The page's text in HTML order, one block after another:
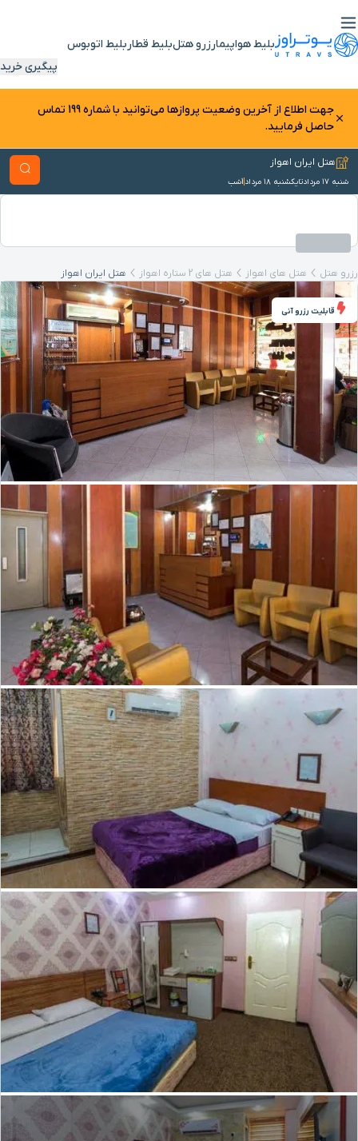
بلیط هواپیمارزرو هتلبلیط قطار بلیط اتوبوس
پیگیری خرید
جهت اطلاع از آخرین وضعیت پرواز‌ها می‌توانید با شماره 199 تماس
حاصل فرمایید.
هتل ایران اهواز
شنبه ۱۷ مرداد تایکشنبه ۱۸ مرداد 1شب
رزرو هتل هتل های اهواز هتل های 2 ستاره اهواز هتل ایران اهواز
قابلیت رزرو آنی